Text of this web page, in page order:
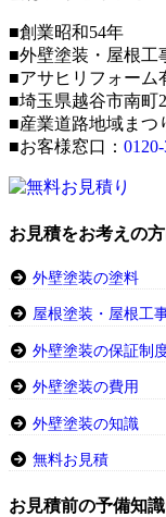
■創業昭和54年
■外壁塗装・屋根工
■アサヒリフォーム
■埼玉県越谷市南町
■産業道路地域まつ
■お客様窓口：
お見積をお考えの
外壁塗装の塗料
屋根塗装・屋根工
外壁塗装の保証制
外壁塗装の費用
外壁塗装の知識
無料お見積
お見積前の予備知